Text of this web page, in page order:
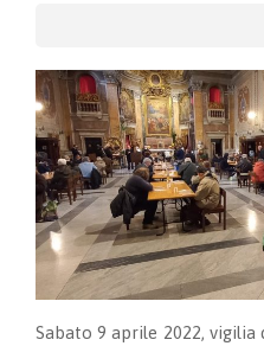
Sabato 9 aprile 2022, vigilia